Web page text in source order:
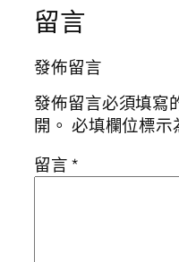
留言
發佈留言
發佈留言必須填寫
開。 必填欄位標示
留言*